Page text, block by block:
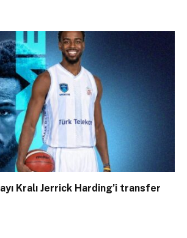
Kralı Jerrick Harding’i transfer